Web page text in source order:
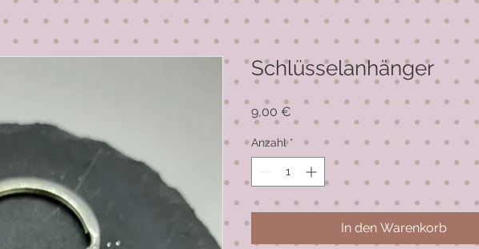
Schlüsselanhänger
9,00 €
Anzahl *
In den Warenkorb